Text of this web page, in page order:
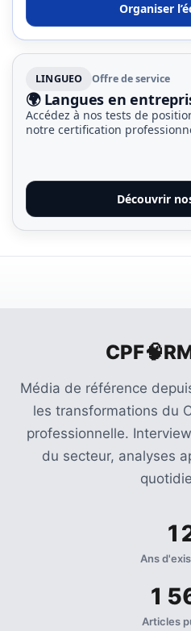
Organiser
LINGUEO Offre de service
🌍 Langues en
Accédez à nos tests de
notre certification
Découvrir
Média de référence
les transformations du
professionnelle.
du secteur, analyses
Ans
1
Articles